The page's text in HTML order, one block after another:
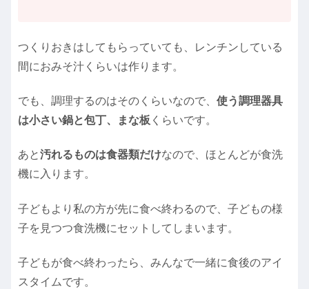
つくりおきはしてもらっていても、レンチンしている
間におみそ汁くらいは作ります。
でも、調理するのはそのくらいなので、 使う調理器具
は小さい鍋と包丁、まな板 くらいです。
あと汚れるものは食器類だけなので、ほとんどが食洗
機に入ります。
子どもより私の方が先に食べ終わるので、子どもの様
子を見つつ食洗機にセットしてしまいます。
子どもが食べ終わったら、みんなで一緒に食後のアイ
スタイムです。